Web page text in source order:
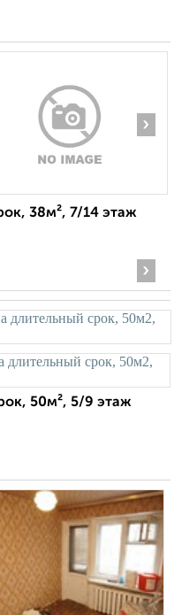
›
38м², 7/14 этаж
›
50м², 5/9 этаж